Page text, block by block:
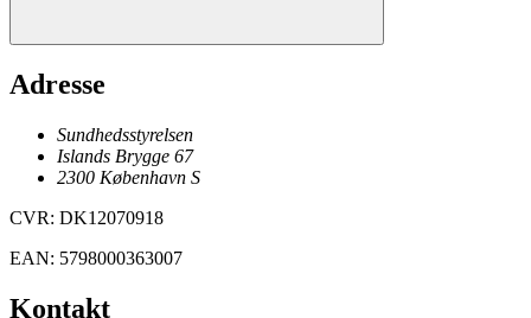
Adresse
Sundhedsstyrelsen
Islands Brygge 67
2300 København S
CVR: DK12070918
EAN: 5798000363007
Kontakt